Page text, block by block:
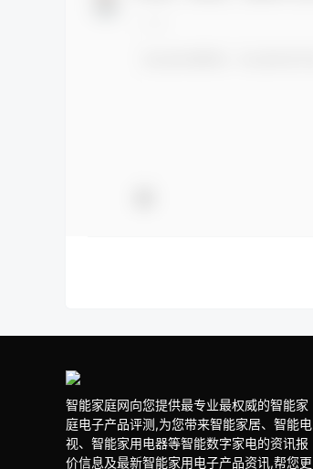
智能家庭网向您提供最专业最权威的智能家
庭电子产品评测,为您带来智能家居、智能电
视、智能家用电器等智能数字家电的资讯报
价信息及最新智能家用电子产品资讯,帮您更